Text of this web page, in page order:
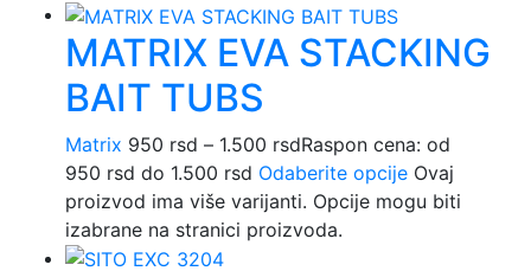
MATRIX EVA STACKING
BAIT TUBS
Matrix 950 rsd – 1.500 rsdRaspon cena: od
950 rsd do 1.500 rsd Odaberite opcije Ovaj
proizvod ima više varijanti. Opcije mogu biti
izabrane na stranici proizvoda.